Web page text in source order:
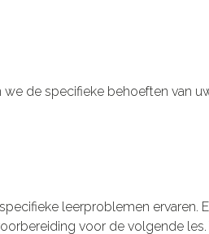
de specifieke behoeften van
leerproblemen
voor de volgende